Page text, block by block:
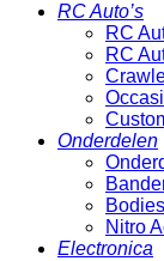
RC Auto’s
RC
RC
Onderdelen
Bodies
Nitro
Electronica